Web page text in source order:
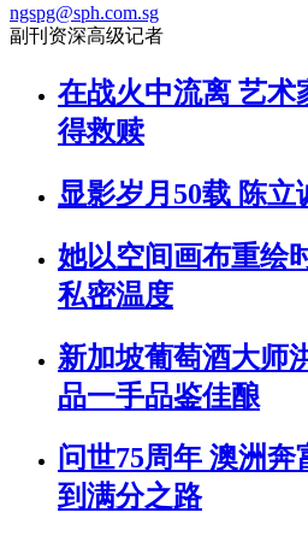
ngspg@sph.com.sg
副刊资深高级记者
在战火中流离 艺术
得救赎
显影岁月50载 陈
她以空间画布重绘
私密温度
新加坡葡萄酒大师
品一手品鉴佳酿
问世75周年 澳洲
到满分之路